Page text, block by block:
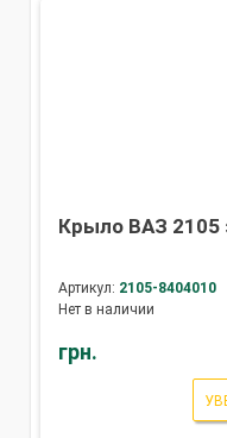
Крыло ВАЗ 2105
Артикул: 2105-8404010
Нет в наличии
грн.